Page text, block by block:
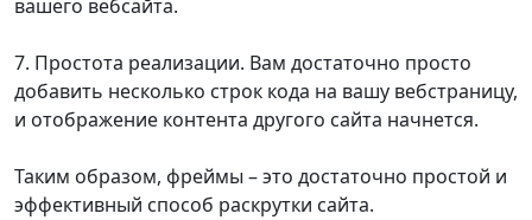
вашего вебсайта.
7. Простота реализации. Вам достаточно просто
добавить несколько строк кода на вашу вебстраницу,
и отображение контента другого сайта начнется.
Таким образом, фреймы – это достаточно простой и
эффективный способ раскрутки сайта.